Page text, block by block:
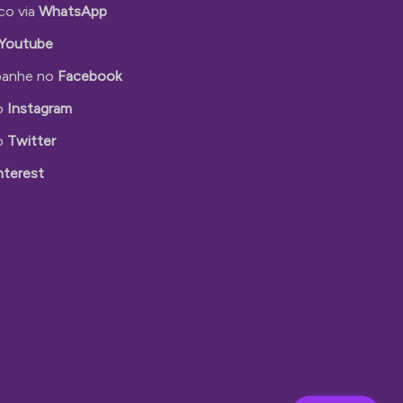
via WhatsApp
no Facebook
Instagram
Twitter